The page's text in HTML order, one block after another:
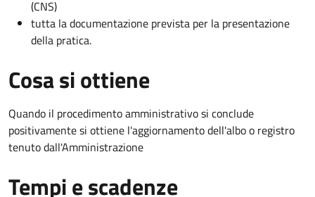
(CNS)
tutta la documentazione prevista per la presentazione
della pratica.
Cosa si ottiene
Quando il procedimento amministrativo si conclude
positivamente si ottiene l'aggiornamento dell'albo o registro
tenuto dall'Amministrazione
Tempi e scadenze